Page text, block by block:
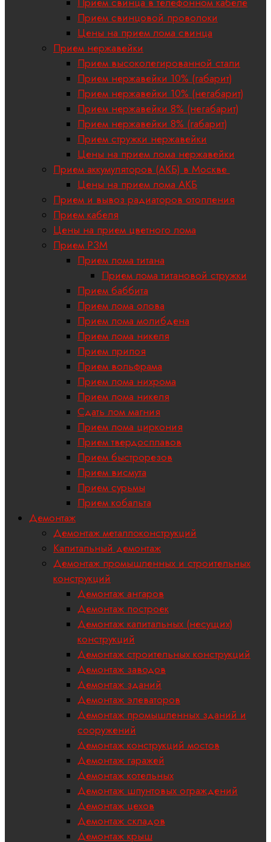
Прием свинцовой проволоки
Цены на прием лома свинца
Прием нержавейки
Прием высоколегированной стали
Прием нержавейки 10% (габарит)
Прием нержавейки 10% (негабарит)
Прием нержавейки 8% (негабарит)
Прием нержавейки 8% (габарит)
Прием стружки нержавейки
Цены на прием лома нержавейки
Прием аккумуляторов (АКБ) в Москве
Цены на прием лома АКБ
Прием и вывоз радиаторов отопления
Прием кабеля
Цены на прием цветного лома
Прием РЗМ
Прием лома титана
Прием лома титановой стружки
Прием баббита
Прием лома олова
Прием лома молибдена
Прием лома никеля
Прием припоя
Прием вольфрама
Прием лома нихрома
Прием лома никеля
Сдать лом магния
Прием лома циркония
Прием твердосплавов
Прием быстрорезов
Прием висмута
Прием сурьмы
Прием кобальта
Демонтаж
Демонтаж металлоконструкций
Капитальный демонтаж
Демонтаж промышленных и строительных
конструкций
Демонтаж ангаров
Демонтаж построек
Демонтаж капитальных (несущих)
конструкций
Демонтаж строительных конструкций
Демонтаж заводов
Демонтаж зданий
Демонтаж элеваторов
Демонтаж промышленных зданий и
сооружений
Демонтаж конструкций мостов
Демонтаж гаражей
Демонтаж котельных
Демонтаж шпунтовых ограждений
Демонтаж цехов
Демонтаж складов
Демонтаж крыш